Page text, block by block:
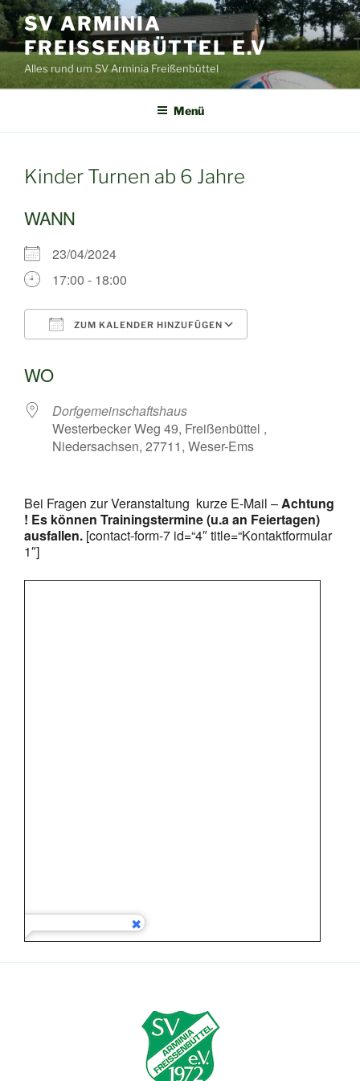
Zum
Inhalt
springen
SV ARMINIA
FREISSENBÜTTEL E.V
Alles rund um SV Arminia Freißenbüttel
Menü
Kinder Turnen ab 6 Jahre
WANN
23/04/2024
17:00 - 18:00
ZUM KALENDER HINZUFÜGEN
WO
Dorfgemeinschaftshaus
Westerbecker Weg 49, Freißenbüttel ,
Niedersachsen, 27711, Weser-Ems
Bei Fragen zur Veranstaltung kurze E-Mail – Achtung
! Es können Trainingstermine (u.a an Feiertagen)
ausfallen. [contact-form-7 id=“4″ title=“Kontaktformular
1″]